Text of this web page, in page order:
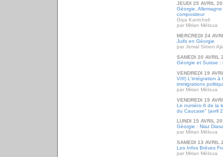
JEUDI 25 AVRIL
Géorgie,
compositeur
Giya Kantcheli
par Mirian Méloua
MERCREDI 24
Juifs en Géorgie
par Jemal Simon
SAMEDI 20 AVRIL
Géorgie et Suisse :
VENDREDI 19
VIII) L'intégration à
immigrations
par Mirian Méloua
VENDREDI 19
Le numéro 6 de la
du Caucase" (avril
LUNDI 15 AVRIL
Géorgie : Niaz
par Mirian Méloua
SAMEDI 13 AVRIL
Les Infos Brèves
par Mirian Méloua